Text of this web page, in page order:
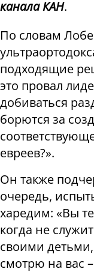
канала КАН.
По словам
подходящие
это провал
добиваться
борются за
евреев?».
Он также
очередь,
харедим: «Вы
когда не
своими
смотрю на вас